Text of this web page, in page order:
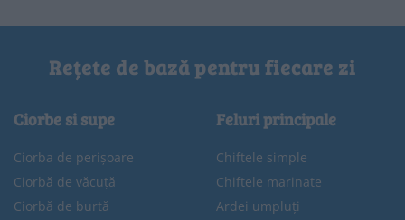
Rețete de bază pentru fiecare zi
Ciorbe si supe
Ciorba de perișoare
Ciorbă de văcuță
Ciorbă de burtă
Feluri principale
Chiftele simple
Chiftele marinate
Ardei umpluți